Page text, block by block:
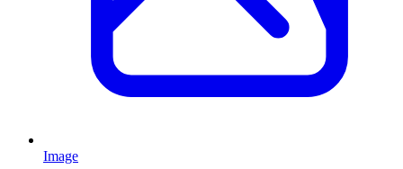
Image